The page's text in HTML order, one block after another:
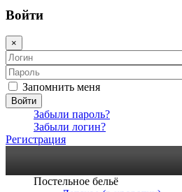
Войти
×
Запомнить меня
Войти
Забыли пароль?
Забыли логин?
Регистрация
Постельное бельё